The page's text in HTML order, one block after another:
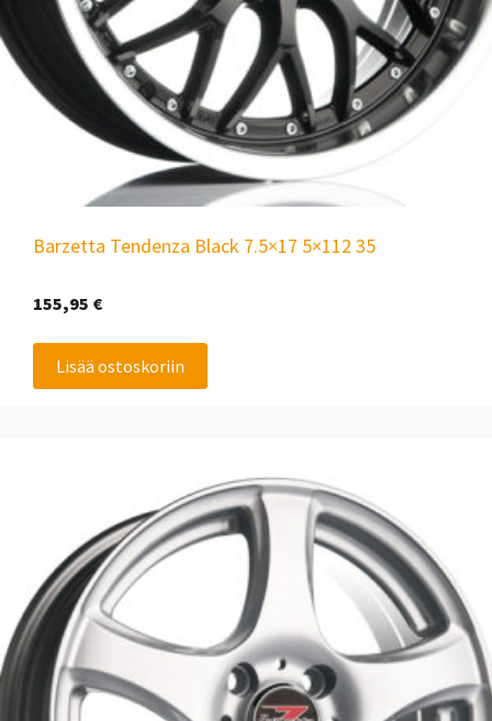
Barzetta Tendenza Black 7.5×17 5×112 35
155,95 €
Lisää ostoskoriin